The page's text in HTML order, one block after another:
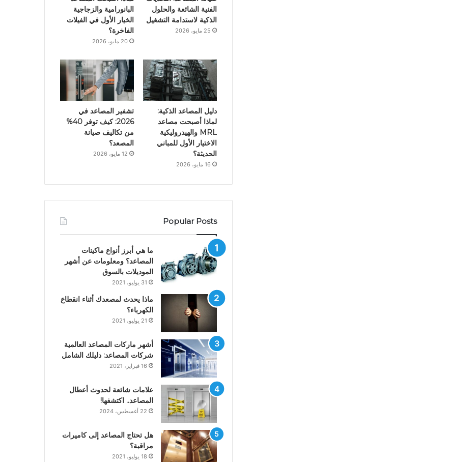
م
الفنية الشائعة والحلول
الذكية لاستدامة التشغيل
25 مايو، 2026
البانورامية والزجاجية
الخيار الأول في الفيلات
الفاخرة؟
20 مايو، 2026
دليل المصاعد الذكية:
لماذا أصبحت مصاعد
MRL والهيدروليكية
الاختيار الأول للمباني
الحديثة؟
16 مايو، 2026
تشفير المصاعد في
2026: كيف توفر 40%
من تكاليف صيانة
المصعد؟
12 مايو، 2026
Popular Posts
ما هي أبرز أنواع ماكينات
المصاعد؟ ومعلومات عن أشهر
الموديلات بالسوق
31 يوليو، 2021
ماذا يحدث لمصعدك أثناء انقطاع
الكهرباء؟
21 يوليو، 2021
أشهر ماركات المصاعد العالمية
شركات المصاعد: دليلك الشامل
16 فبراير، 2021
علامات شائعة لحدوث أعطال
المصاعد.. اكتشفها!
22 أغسطس، 2024
هل تحتاج المصاعد إلى كاميرات
مراقبة؟
18 يوليو، 2021